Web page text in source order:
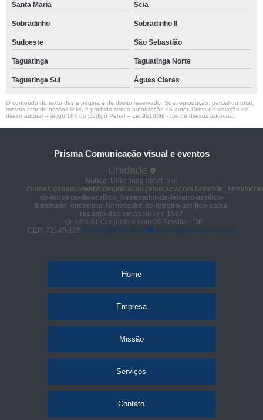
Santa Maria Scia
Sobradinho Sobradinho ll
Sudoeste São Sebastião
Taguatinga Taguatinga Norte
Taguatinga Sul Águas Claras
O conteúdo do texto desta página é de direito reservado. Sua reprodução, parcial ou total,
mesmo citando nossos links, é proibida sem a autorização do autor. Crime de violação de
direito autoral – artigo 184 do Código Penal – Lei 9610/98 - Lei de direitos autorais
Prisma Comunicação visual e eventos
Unidade
Notice: Undefined offset: 3 in
/home/comunica/web/comunicacao.prismacv.com.br/public_html/
de-letreiros-de-acrilico_fornecedor-de-letreiro-acrilico-
iluminado_encontrar-fornecedor-de-letreiro-acrilico-caixa-
recanto-das-emas on line 1567
- Quadra 01 Conjunto e Lote 06 Brasília - DF
CEP: 72145-105
(61) 98664-2818 prisma@prismacv.com.br
Home
Empresa
Missão
Serviços
Contato